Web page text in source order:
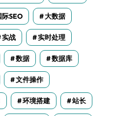
际SEO 大数据
实战 实时处理
数据 数据库
文件操作
环境搭建 站长